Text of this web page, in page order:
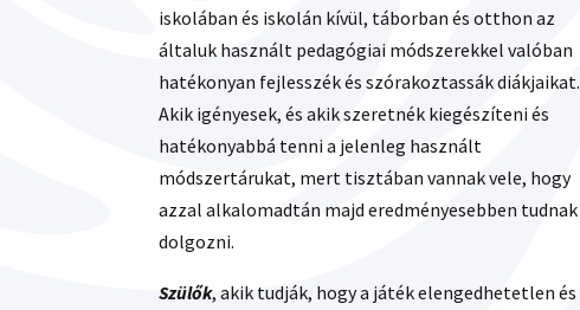
iskolában és iskolán kívül, táborban és otthon az
általuk használt pedagógiai módszerekkel valóban
hatékonyan fejlesszék és szórakoztassák diákjaikat.
Akik igényesek, és akik szeretnék kiegészíteni és
hatékonyabbá tenni a jelenleg használt
módszertárukat, mert tisztában vannak vele, hogy
azzal alkalomadtán majd eredményesebben tudnak
dolgozni.
Szülők, akik tudják, hogy a játék elengedhetetlen és